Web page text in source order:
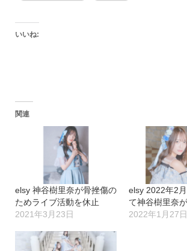
いいね:
関連
elsy 神谷樹里奈が骨挫傷の
ためライブ活動を休止
2021年3月23日
elsy 2022年2
て神谷樹里奈
2022年1月27日